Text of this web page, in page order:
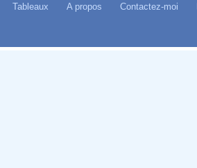
Tableaux A propos Contactez-moi